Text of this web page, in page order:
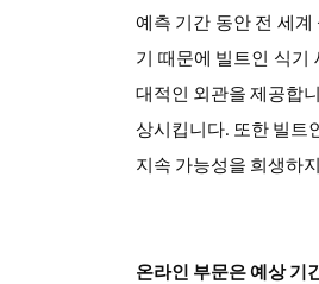
예측 기간 동안 전 세
기 때문에 빌트인 식기
대적인 외관을 제공합
상시킵니다. 또한 빌트
지속 가능성을 희생하
온라인 부문은 예상 기